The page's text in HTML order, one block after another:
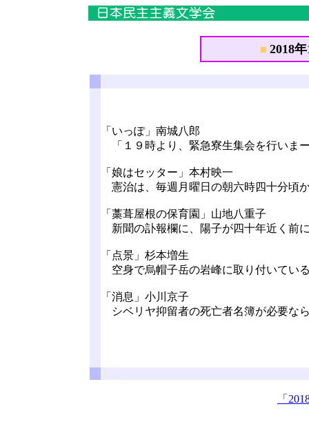
■ 2018年
「いっぽ」南城八郎
「１９時より、緊急寮生集会を行いま
「娘はセッター」本村映一
憲治は、毎週月曜日の朝六時四十分頃
「藁葺屋根の保育園」山地八重子
新聞の訃報欄に、陽子が四十年近く前
「点景」杉本増生
空身で烏帽子岳の岩峰に取り付いてい
「消息」小川京子
シベリヤ抑留者の死亡者名簿が必要な
「